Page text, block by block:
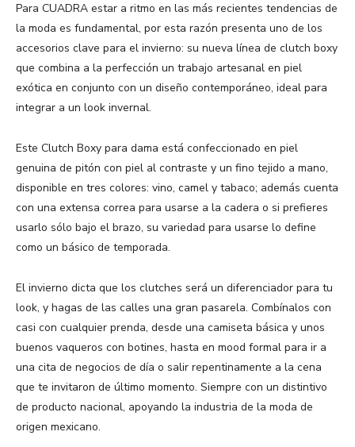
Para CUADRA estar a ritmo en las más recientes tendencias de
la moda es fundamental, por esta razón presenta uno de los
accesorios clave para el invierno: su nueva línea de clutch boxy
que combina a la perfección un trabajo artesanal en piel
exótica en conjunto con un diseño contemporáneo, ideal para
integrar a un look invernal.
Este Clutch Boxy para dama está confeccionado en piel
genuina de pitón con piel al contraste y un fino tejido a mano,
disponible en tres colores: vino, camel y tabaco; además cuenta
con una extensa correa para usarse a la cadera o si prefieres
usarlo sólo bajo el brazo, su variedad para usarse lo define
como un básico de temporada.
El invierno dicta que los clutches será un diferenciador para tu
look, y hagas de las calles una gran pasarela. Combínalos con
casi con cualquier prenda, desde una camiseta básica y unos
buenos vaqueros con botines, hasta en mood formal para ir a
una cita de negocios de día o salir repentinamente a la cena
que te invitaron de último momento. Siempre con un distintivo
de producto nacional, apoyando la industria de la moda de
origen mexicano.